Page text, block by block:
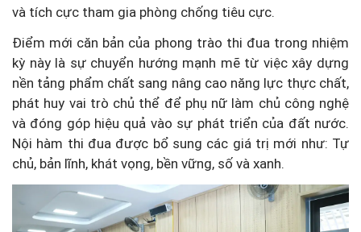
và tích cực tham gia phòng chống tiêu cực.
Điểm mới căn bản của phong trào thi đua trong nhiệm
kỳ này là sự chuyển hướng mạnh mẽ từ việc xây dựng
nền tảng phẩm chất sang nâng cao năng lực thực chất,
phát huy vai trò chủ thể để phụ nữ làm chủ công nghệ
và đóng góp hiệu quả vào sự phát triển của đất nước.
Nội hàm thi đua được bổ sung các giá trị mới như: Tự
chủ, bản lĩnh, khát vọng, bền vững, số và xanh.